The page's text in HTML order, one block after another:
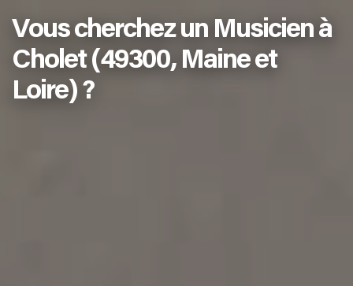
Vous cherchez un Musicien à
Cholet (49300, Maine et
Loire) ?